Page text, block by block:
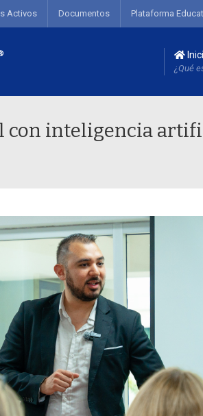
Activos Documentos Plataforma
¿Qué
con inteligencia